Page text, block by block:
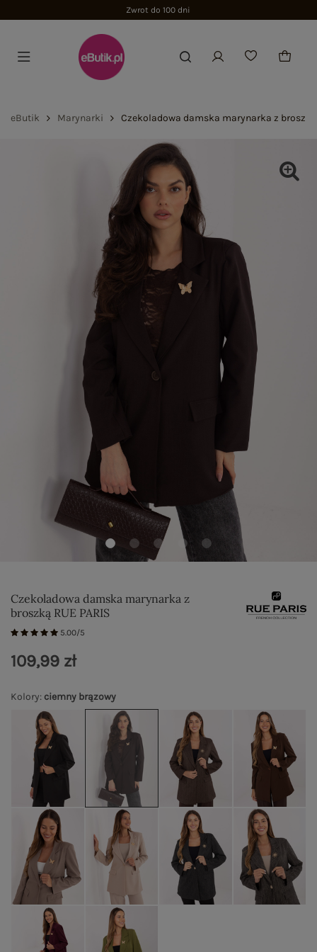
Zwrot do 100 dni
eButik Marynarki Czekoladowa damska marynarka z broszką
Czekoladowa damska marynarka z
broszką RUE PARIS
5.00/5
Kolory: ciemny brązowy
109,99 zł